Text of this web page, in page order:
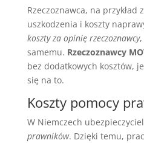
Rzeczoznawca, na przykład
uszkodzenia i koszty
koszty za opinię rzeczoznawcy,
samemu. Rzeczoznawcy
bez dodatkowych kosztów,
się na to.
Koszty pomocy
W Niemczech
prawników. Dzięki temu,